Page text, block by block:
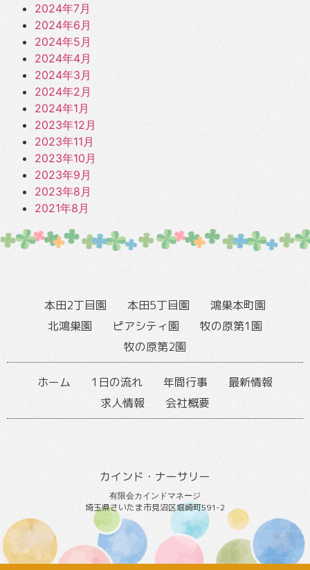
2024年7月
2024年6月
2024年5月
2024年4月
2024年3月
2024年2月
2024年1月
2023年12月
2023年11月
2023年10月
2023年9月
2023年8月
2021年8月
カインド・ナーサリー
有限会カインドマネージ
埼玉県さいたま市見沼区堀崎町591-2
本田2丁目園 本田5丁目園
鴻巣本町園
北鴻巣園
ピアシティ園
牧の原第1園
牧の原第2園
ホーム 1日の流れ 年間行事
最新情報
求人情報
会社概要